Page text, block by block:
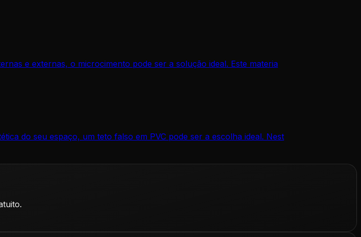
e externas, o microcimento pode ser a solução ideal. Este materia
do seu espaço, um teto falso em PVC pode ser a escolha ideal. Nest